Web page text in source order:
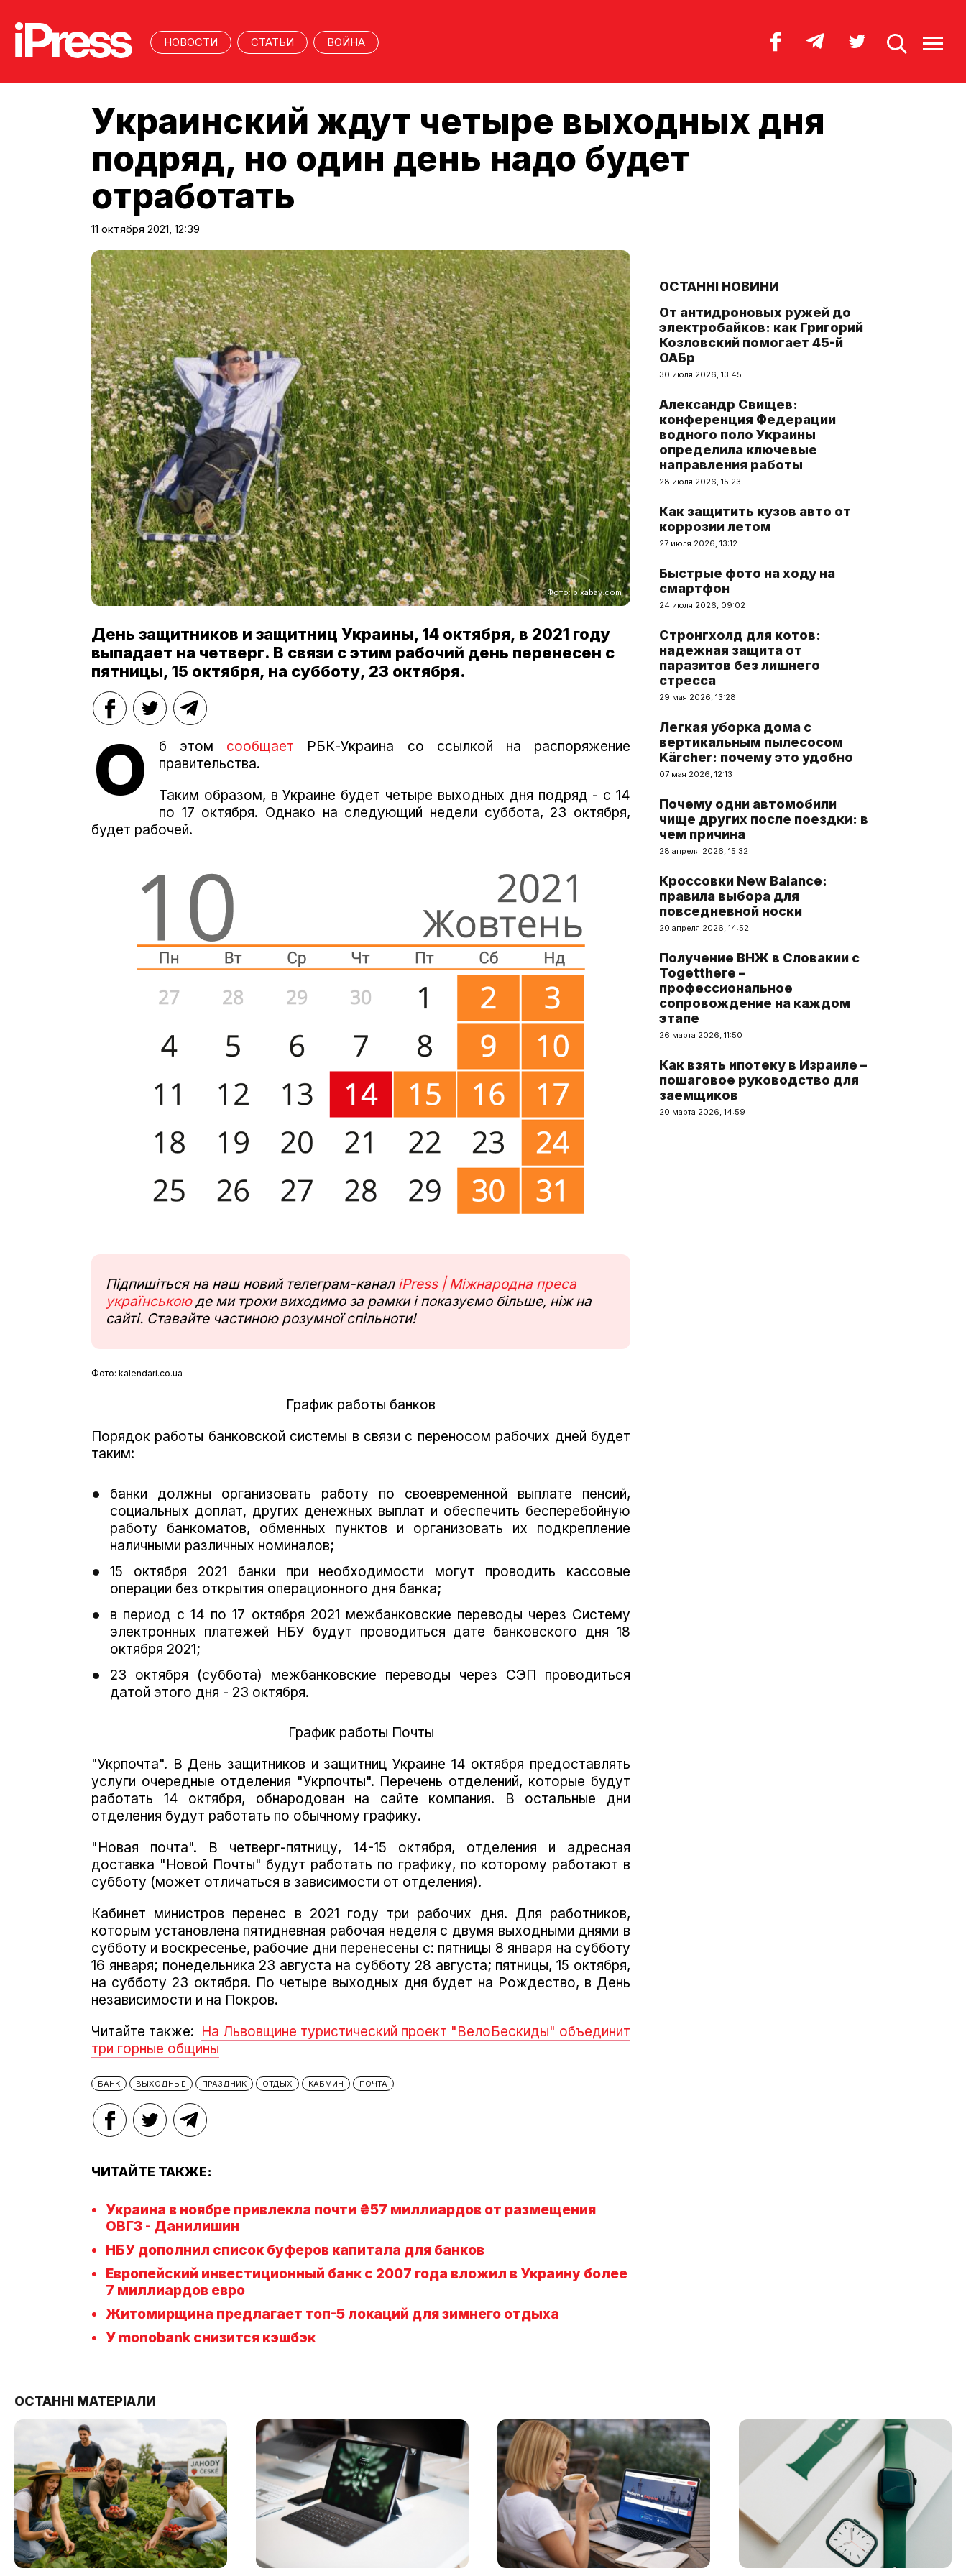
НОВОСТИ СТАТЬИ ВОЙНА
Украинский ждут четыре выходных дня
подряд, но один день надо будет
отработать
11 октября 2021, 12:39
Фото: pixabay.com
День защитников и защитниц Украины, 14 октября, в 2021 году
выпадает на четверг. В связи с этим рабочий день перенесен с
пятницы, 15 октября, на субботу, 23 октября.
О б этом сообщает РБК-Украина со ссылкой на распоряжение
правительства.
Таким образом, в Украине будет четыре выходных дня подряд - с 14
по 17 октября. Однако на следующий недели суббота, 23 октября,
будет рабочей.
Підпишіться на наш новий телеграм-канал iPress | Міжнародна преса
українськоюде ми трохи виходимо за рамки і показуємо більше, ніж на
сайті. Ставайте частиною розумної спільноти!
Фото: kalendari.co.ua
График работы банков
Порядок работы банковской системы в связи с переносом рабочих дней будет
таким:
банки должны организовать работу по своевременной выплате пенсий,
социальных доплат, других денежных выплат и обеспечить бесперебойную
работу банкоматов, обменных пунктов и организовать их подкрепление
наличными различных номиналов;
15 октября 2021 банки при необходимости могут проводить кассовые
операции без открытия операционного дня банка;
в период с 14 по 17 октября 2021 межбанковские переводы через Систему
электронных платежей НБУ будут проводиться дате банковского дня 18
октября 2021;
23 октября (суббота) межбанковские переводы через СЭП проводиться
датой этого дня - 23 октября.
График работы Почты
"Укрпочта". В День защитников и защитниц Украине 14 октября предоставлять
услуги очередные отделения "Укрпочты". Перечень отделений, которые будут
работать 14 октября, обнародован на сайте компания. В остальные дни
отделения будут работать по обычному графику.
"Новая почта". В четверг-пятницу, 14-15 октября, отделения и адресная
доставка "Новой Почты" будут работать по графику, по которому работают в
субботу (может отличаться в зависимости от отделения).
Кабинет министров перенес в 2021 году три рабочих дня. Для работников,
которым установлена ​​пятидневная рабочая неделя с двумя выходными днями в
субботу и воскресенье, рабочие дни перенесены с: пятницы 8 января на субботу
16 января; понедельника 23 августа на субботу 28 августа; пятницы, 15 октября,
на субботу 23 октября. По четыре выходных дня будет на Рождество, в День
независимости и на Покров.
Читайте также: На Львовщине туристический проект "ВелоБескиды" объединит
три горные общины
БАНК ВЫХОДНЫЕ ПРАЗДНИК ОТДЫХ КАБМИН ПОЧТА
ЧИТАЙТЕ ТАКЖЕ:
Украина в ноябре привлекла почти ₴57 миллиардов от размещения
ОВГЗ - Данилишин
НБУ дополнил список буферов капитала для банков
Европейский инвестиционный банк с 2007 года вложил в Украину более
7 миллиардов евро
Житомирщина предлагает топ-5 локаций для зимнего отдыха
У monobank снизится кэшбэк
ОСТАННІ НОВИНИ
От антидроновых ружей до
электробайков: как Григорий
Козловский помогает 45-й
ОАБр
30 июля 2026, 13:45
Александр Свищев:
конференция Федерации
водного поло Украины
определила ключевые
направления работы
28 июля 2026, 15:23
Как защитить кузов авто от
коррозии летом
27 июля 2026, 13:12
Быстрые фото на ходу на
смартфон
24 июля 2026, 09:02
Стронгхолд для котов:
надежная защита от
паразитов без лишнего
стресса
29 мая 2026, 13:28
Легкая уборка дома с
вертикальным пылесосом
Kärcher: почему это удобно
07 мая 2026, 12:13
Почему одни автомобили
чище других после поездки: в
чем причина
28 апреля 2026, 15:32
Кроссовки New Balance:
правила выбора для
повседневной носки
20 апреля 2026, 14:52
Получение ВНЖ в Словакии с
Togetthere –
профессиональное
сопровождение на каждом
этапе
26 марта 2026, 11:50
Как взять ипотеку в Израиле –
пошаговое руководство для
заемщиков
20 марта 2026, 14:59
ОСТАННІ МАТЕРІАЛИ